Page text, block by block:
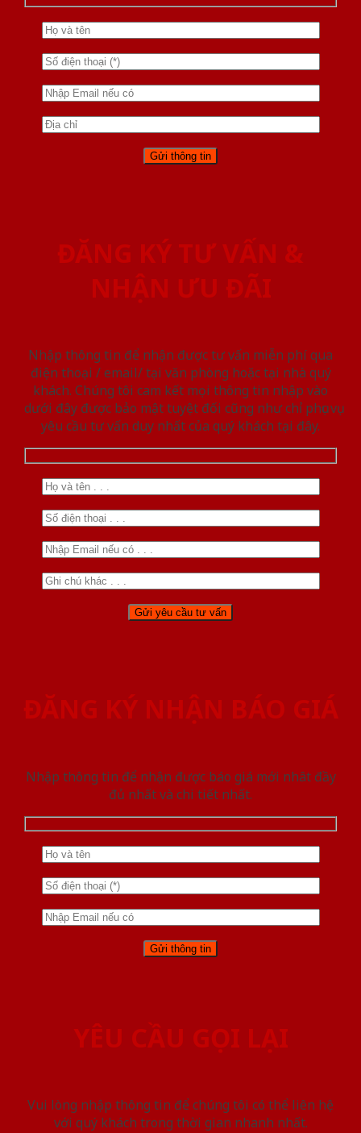
ĐĂNG KÝ TƯ VẤN &
NHẬN ƯU ĐÃI
Nhập thông tin để nhận được tư vấn miễn phí qua
điện thoại / email/ tại văn phòng hoặc tại nhà quý
khách. Chúng tôi cam kết mọi thông tin nhập vào
dưới đây được bảo mật tuyệt đối cũng như chỉ phục vụ
yêu cầu tư vấn duy nhất của quý khách tại đây.
ĐĂNG KÝ NHẬN BÁO GIÁ
Nhập thông tin để nhận được báo giá mới nhât đầy
đủ nhất và chi tiết nhất.
YÊU CẦU GỌI LẠI
Vui lòng nhập thông tin để chúng tôi có thể liên hệ
với quý khách trong thời gian nhanh nhất.